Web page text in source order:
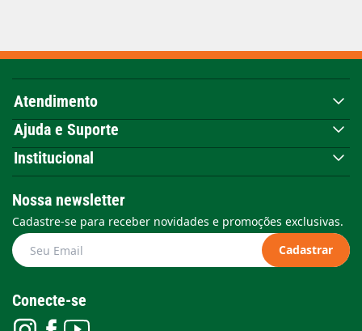
Atendimento
Ajuda e Suporte
Institucional
Nossa newsletter
Cadastre-se para receber novidades e promoções exclusivas.
Cadastrar
Conecte-se